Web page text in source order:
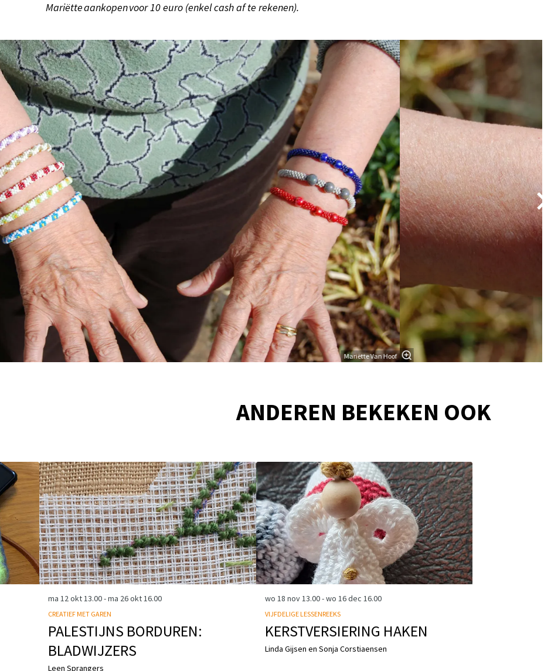
Mariëtte aankopen voor 10 euro (enkel cash af te rekenen).
Mariëtte Van Hoof
ANDEREN BEKEKEN OOK
PALESTIJNS BORDUREN:
BLADWIJZERS
Leen Sprangers
CREATIEF MET GAREN
ma 12 okt13.00-ma 26 okt16.00
KERSTVERSIERING HAKEN
Linda Gijsen en Sonja Corstiaensen
VIJFDELIGE LESSENREEKS
wo 18 nov13.00-wo 16 dec 16.00